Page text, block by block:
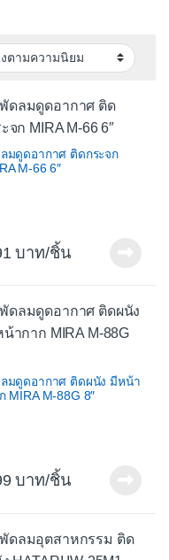
average rating
มดูดอากาศ ติดกระจก
M-66 6″
/ชิ้น
มดูดอากาศ ติดผนัง มีหน้า
MIRA M-88G 8″
/ชิ้น